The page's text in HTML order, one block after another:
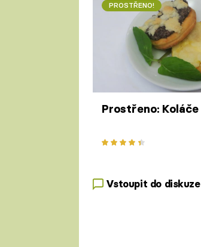
PROSTŘENO!
Prostřeno: Koláče
Vstoupit do diskuze